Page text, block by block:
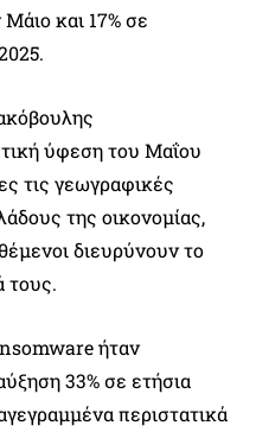
και 17% σε
ύφεση του Μαΐου
τις γεωγραφικές
της οικονομίας,
διευρύνουν το
τους.
ήταν
33% σε ετήσια
περιστατικά